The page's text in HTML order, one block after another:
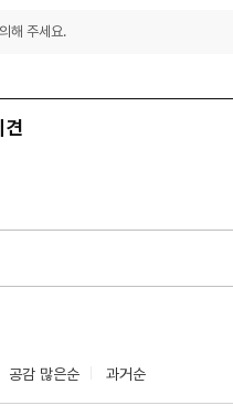
해 주세요.
견
공감 많은순 과거순